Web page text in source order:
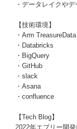
・データレイクや
【技術環境】
・Arm TreasureData
・Databricks
・BigQuery
・GitHub
・slack
・Asana
・confluence
【Tech Blog】
2022年エブリー開